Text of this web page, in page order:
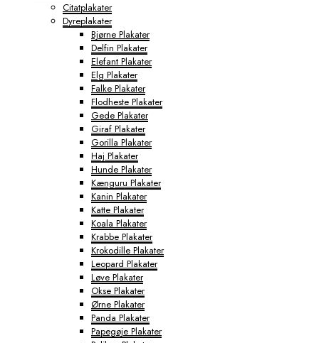
Citatplakater
Dyreplakater
Bjørne Plakater
Delfin Plakater
Elefant Plakater
Elg Plakater
Falke Plakater
Flodheste Plakater
Gede Plakater
Giraf Plakater
Gorilla Plakater
Haj Plakater
Hunde Plakater
Kænguru Plakater
Kanin Plakater
Katte Plakater
Koala Plakater
Krabbe Plakater
Krokodille Plakater
Leopard Plakater
Løve Plakater
Okse Plakater
Ørne Plakater
Panda Plakater
Papegøje Plakater